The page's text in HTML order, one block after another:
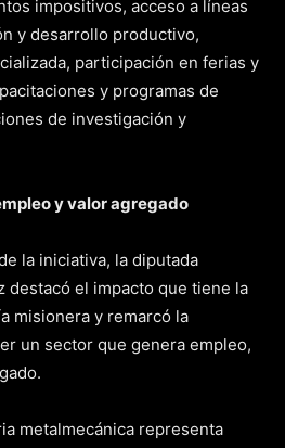
impositivos, acceso a líneas
y desarrollo productivo,
participación en ferias y
y programas de
de investigación y
y valor agregado
la iniciativa, la diputada
destacó el impacto que tiene la
misionera y remarcó la
un sector que genera empleo,
metalmecánica representa